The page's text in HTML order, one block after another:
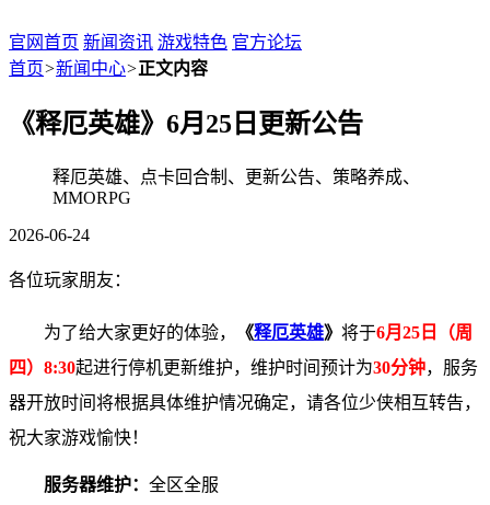
官网首页 新闻资讯 游戏特色 官方论坛
首页>新闻中心>正文内容
《释厄英雄》6月25日更新公告
释厄英雄、点卡回合制、更新公告、策略养成、
MMORPG
2026-06-24
各位玩家朋友：
为了给大家更好的体验， 《释厄英雄》 将于6月25日（周
四）8:30起进行停机更新维护，维护时间预计为30分钟，服务
器开放时间将根据具体维护情况确定，请各位少侠相互转告，
祝大家游戏愉快！
服务器维护： 全区全服